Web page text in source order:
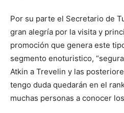
Por su parte el Secretario de
gran alegría por la visita y
promoción que genera este
segmento enoturistico,
Atkin a Trevelin y las
tengo duda quedarán en el
muchas personas a conocer